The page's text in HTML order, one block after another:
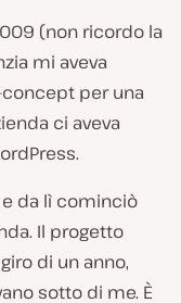
(non ricordo la
mi aveva
per una
ci aveva
da lì cominciò
Il progetto
di un anno,
sotto di me. È